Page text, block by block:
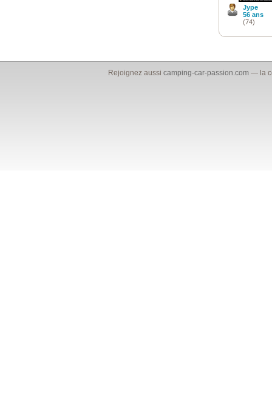
Jype
56 ans
(74)
Rejoignez aussicamping-car-passion.com — la